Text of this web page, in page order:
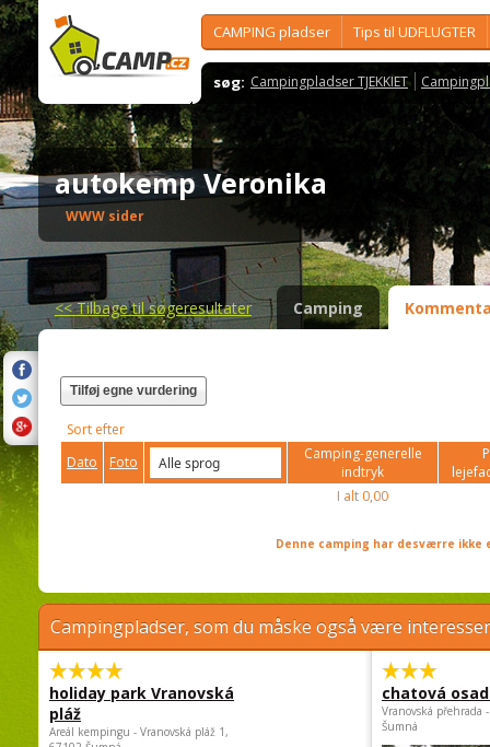
CAMPING pladser Tips til UDFLUGTER
søg: Campingpladser TJEKKIET
autokemp Veronika
WWW sider
<<Tilbage til søgeresultater Camping
Tilføj egne vurdering
Sort efter
Dato
Foto
Camping-generelle
indtryk
I alt 0,00
Denne camping har desværre
Campingpladser, som du måske også være
holiday park Vranovská
pláž
Areál kempingu - Vranovská pláž 1,
chatová
Vranovská přehrada
Šumná